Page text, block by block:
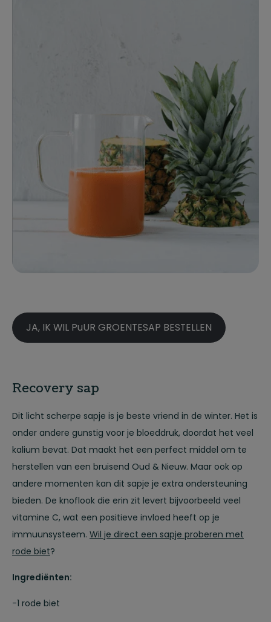
JA, IK WIL PuUR GROENTESAP BESTELLEN
Recovery sap
Dit licht scherpe sapje is je beste vriend in de winter. Het is
onder andere gunstig voor je bloeddruk, doordat het veel
kalium bevat. Dat maakt het een perfect middel om te
herstellen van een bruisend Oud & Nieuw. Maar ook op
andere momenten kan dit sapje je extra ondersteuning
bieden. De knoflook die erin zit levert bijvoorbeeld veel
vitamine C, wat een positieve invloed heeft op je
immuunsysteem. Wil je direct een sapje proberen met
rode biet?
Ingrediënten:
-1 rode biet